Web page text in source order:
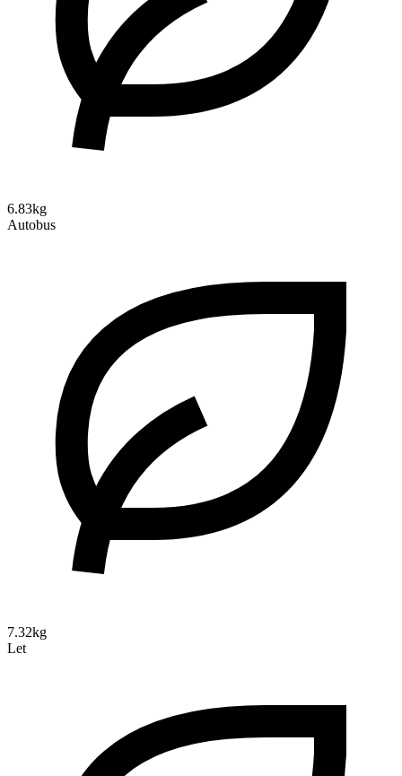
6.83kg
Autobus
7.32kg
Let